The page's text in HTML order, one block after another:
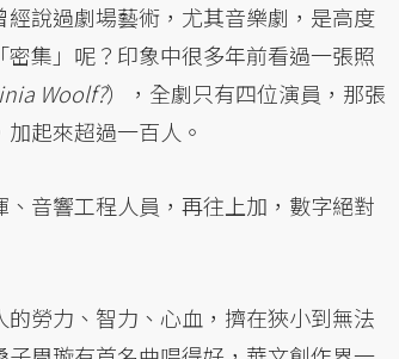
說過劇場藝術，尤其音樂劇，是高度
集」呢？印象中很多年前看過一張照
Woolf?），全劇只有四位演員，那張
起來超過一百人。
音響工程人員，再往上加，數字絕對
勞力、智力、心血，擠在狹小到無法